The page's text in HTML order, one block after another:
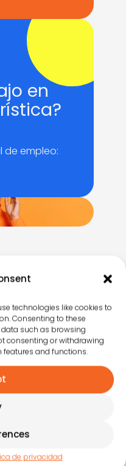
technologies like cookies to
Consenting to these
such as browsing
consenting or withdrawing
features and functions.
de privacidad
en
de empleo:
ENVÍA UN
VOZ
Te guiamos en 2
minutos
EL